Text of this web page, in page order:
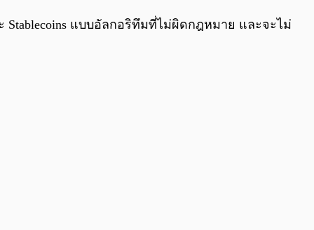
ะ Stablecoins แบบอัลกอริทึมที่ไม่ผิดกฎหมาย และจะไม่